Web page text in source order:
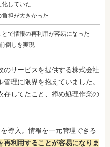
化していた
負担が大きかった
とで情報の再利用が容易になった
倒しを実現
のサービスを提供する株式会社
理に限界を抱えていました。
存してたこと、締め処理作業の
導入。情報を一元管理できる
再利用することが容易になりま